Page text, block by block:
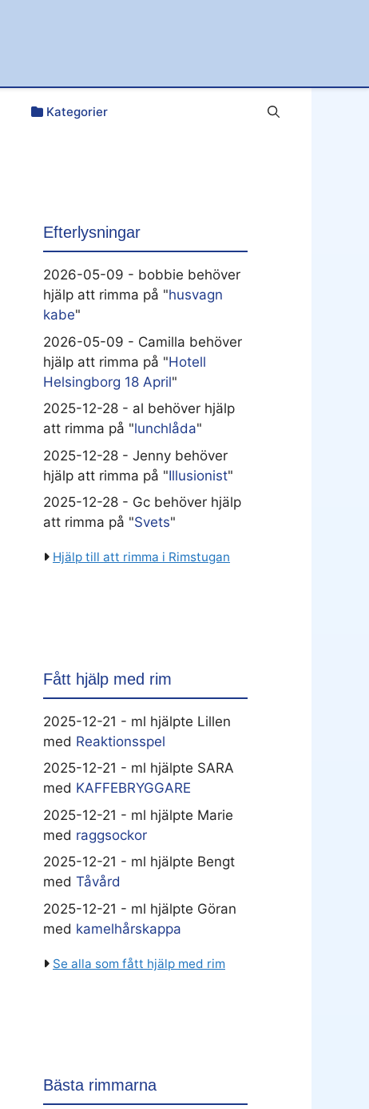
Kategorier
Efterlysningar
2026-05-09 - bobbie behöver
hjälp att rimma på "husvagn
kabe"
2026-05-09 - Camilla behöver
hjälp att rimma på "Hotell
Helsingborg 18 April"
2025-12-28 - al behöver hjälp
att rimma på "lunchlåda"
2025-12-28 - Jenny behöver
hjälp att rimma på "Illusionist"
2025-12-28 - Gc behöver hjälp
att rimma på "Svets"
Hjälp till att rimma i Rimstugan
Fått hjälp med rim
2025-12-21 - ml hjälpte Lillen
med Reaktionsspel
2025-12-21 - ml hjälpte SARA
med KAFFEBRYGGARE
2025-12-21 - ml hjälpte Marie
med raggsockor
2025-12-21 - ml hjälpte Bengt
med Tåvård
2025-12-21 - ml hjälpte Göran
med kamelhårskappa
Se alla som fått hjälp med rim
Bästa rimmarna